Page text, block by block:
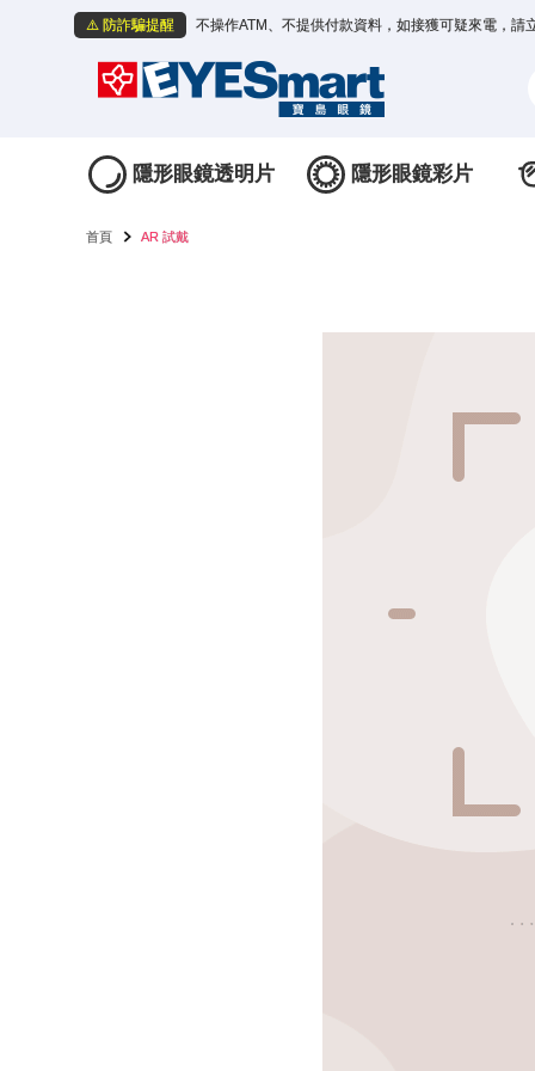
⚠️ 防詐騙提醒 不操作ATM、不提供付款資料，如接獲可疑來電，
隱形眼鏡透明片 隱形眼鏡彩片
首頁 AR 試戴